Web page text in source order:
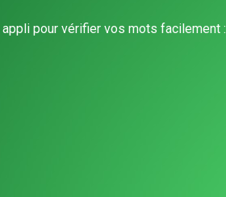
pour vérifier vos mots facilement :